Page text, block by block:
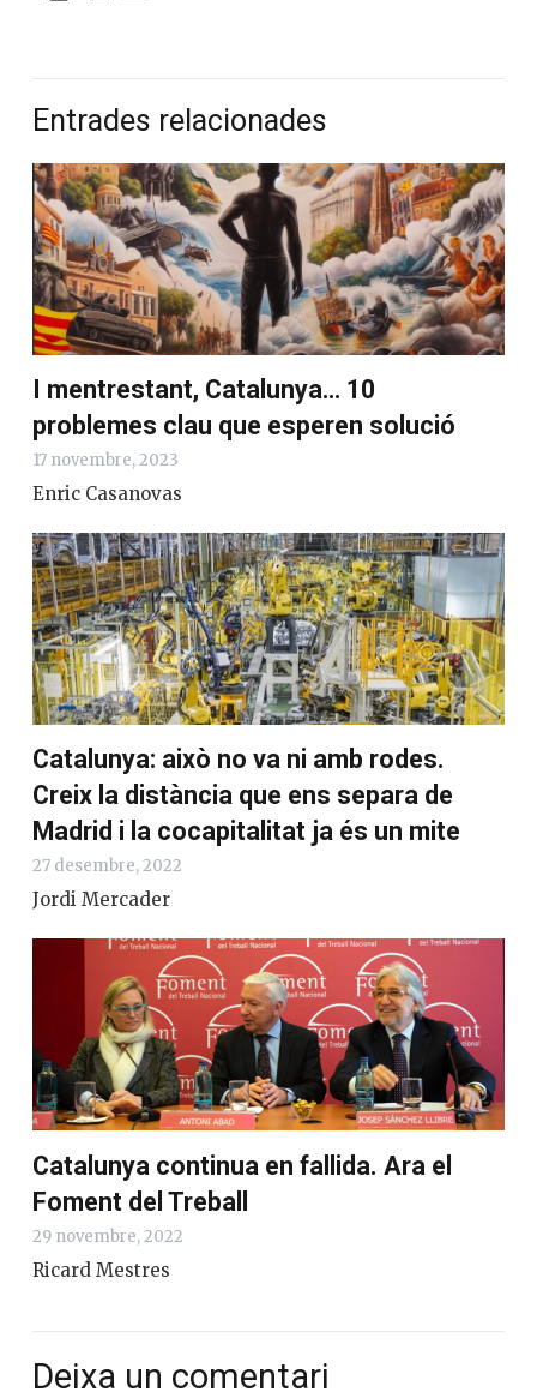
Entrades relacionades
I mentrestant, Catalunya… 10
problemes clau que esperen solució
17 novembre, 2023
Enric Casanovas
Catalunya: això no va ni amb rodes.
Creix la distància que ens separa de
Madrid i la cocapitalitat ja és un mite
27 desembre, 2022
Jordi Mercader
Catalunya continua en fallida. Ara el
Foment del Treball
29 novembre, 2022
Ricard Mestres
Deixa un comentari